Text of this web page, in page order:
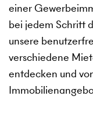
einer
bei jedem Schritt
unsere
verschiedene
entdecken und